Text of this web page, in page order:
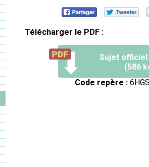
Télécharger le PDF :
Sujet
(586
Code repère :